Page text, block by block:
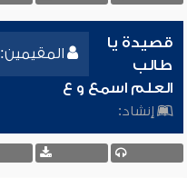
المقيمين: 2
قصيدة يا
طالب
العلم اسمع و ع
إنشاد: